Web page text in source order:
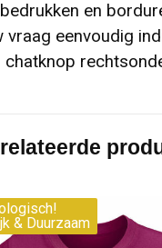
bedrukken en
vraag eenvoudig
chatknop
& Duurzaam